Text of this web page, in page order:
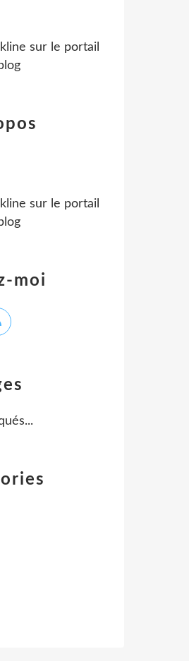
sur le portail
moi
sur le portail